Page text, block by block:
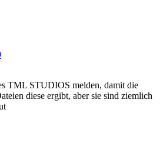
TML STUDIOS melden, damit die
diese ergibt, aber sie sind ziemlich